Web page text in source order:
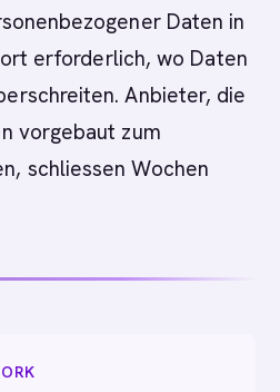
Daten in
erforderlich, wo Daten
Anbieter, die
vorgebaut zum
schliessen Wochen